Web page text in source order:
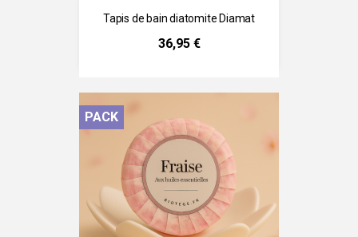
Tapis de bain diatomite Diamat
Prix
36,95 €
PACK